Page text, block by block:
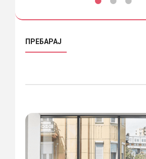
ПРЕБАРАЈ